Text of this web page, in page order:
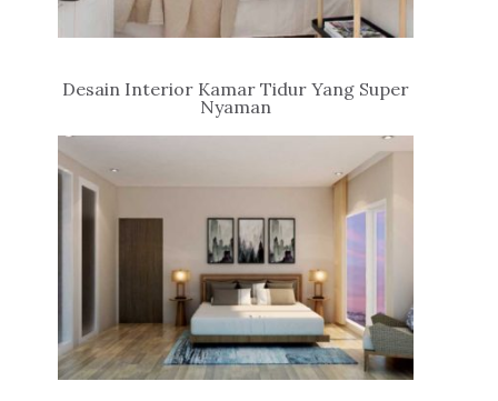
Desain Interior Kamar Tidur Yang Super
Nyaman